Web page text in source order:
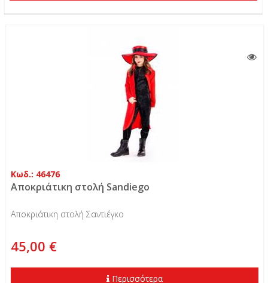
Κωδ.: 46476
Αποκριάτικη στολή Sandiego
Αποκριάτικη στολή Σαντιέγκο
45,00 €
Περισσότερα